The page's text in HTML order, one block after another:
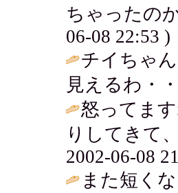
ちゃったの
06-08 22:53 )
チイちゃ
見えるわ・
怒ってま
りしてきて
2002-06-08
また短く